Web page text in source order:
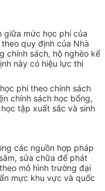
giữa mức học phí của
quy định của Nhà
chính sách, hộ nghèo kể
này có hiệu lực thi
phí theo chính sách
chính sách học bổng,
tập xuất sắc và sinh
các nguồn hợp pháp
sửa chữa để phát
mô hình trường đại
mực khu vực và quốc